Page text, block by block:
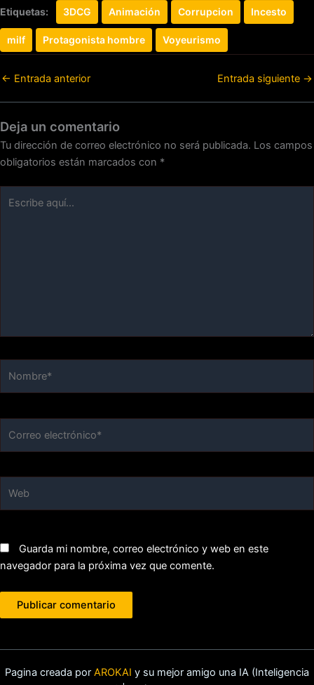
Etiquetas: 3DCG Animación Corrupcion Incesto
milf Protagonista hombre Voyeurismo
← Entrada anterior Entrada siguiente →
Deja un comentario
Tu dirección de correo electrónico no será publicada. Los campos
obligatorios están marcados con *
aquí...
electrónico*
Guarda mi nombre, correo electrónico y web en este
navegador para la próxima vez que comente.
Pagina creada por AROKAI y su mejor amigo una IA (Inteligencia